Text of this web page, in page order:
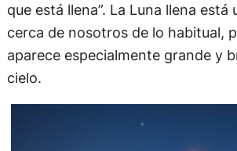
que está llena”. La Luna llena está
cerca de nosotros de lo habitual,
aparece especialmente grande y
cielo.